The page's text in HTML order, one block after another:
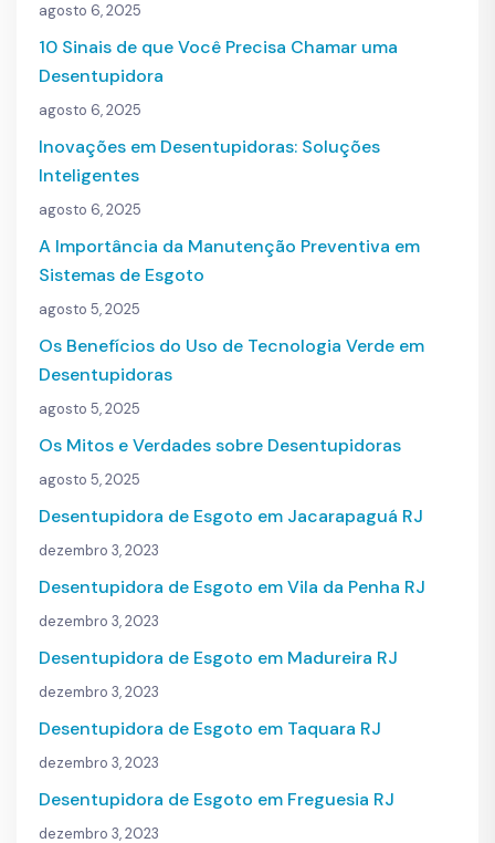
agosto 6, 2025
10 Sinais de que Você Precisa Chamar uma
Desentupidora
agosto 6, 2025
Inovações em Desentupidoras: Soluções
Inteligentes
agosto 6, 2025
A Importância da Manutenção Preventiva em
Sistemas de Esgoto
agosto 5, 2025
Os Benefícios do Uso de Tecnologia Verde em
Desentupidoras
agosto 5, 2025
Os Mitos e Verdades sobre Desentupidoras
agosto 5, 2025
Desentupidora de Esgoto em Jacarapaguá RJ
dezembro 3, 2023
Desentupidora de Esgoto em Vila da Penha RJ
dezembro 3, 2023
Desentupidora de Esgoto em Madureira RJ
dezembro 3, 2023
Desentupidora de Esgoto em Taquara RJ
dezembro 3, 2023
Desentupidora de Esgoto em Freguesia RJ
dezembro 3, 2023